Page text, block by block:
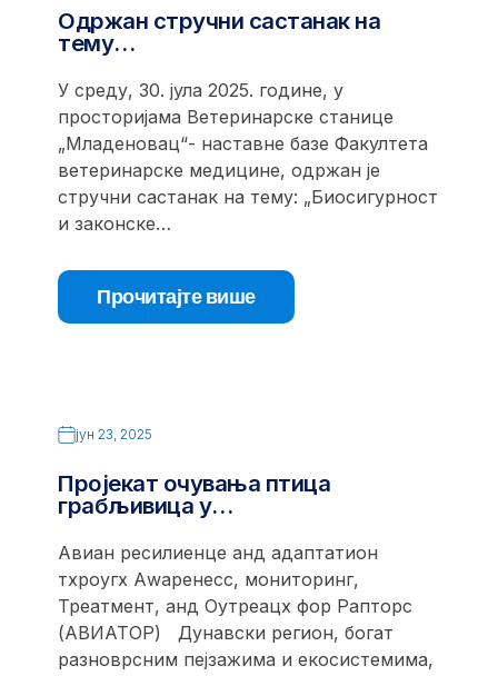
Одржан стручни састанак на
тему…
У среду, 30. јула 2025. године, у
просторијама Ветеринарске станице
„Младеновац“- наставне базе Факултета
ветеринарске медицине, одржан је
стручни састанак на тему: „Биосигурност
и законске…
Прочитајте више
јун 23, 2025
Пројекат очувања птица
грабљивица у…
Авиан ресилиенце анд адаптатион
тхроугх Аwаренесс, мониторинг,
Треатмент, анд Оутреацх фор Рапторс
(АВИАТОР) Дунавски регион, богат
разноврсним пејзажима и екосистемима,